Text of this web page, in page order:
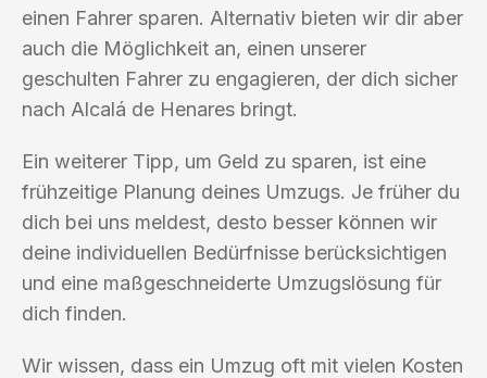
einen Fahrer sparen. Alternativ bieten wir dir aber
auch die Möglichkeit an, einen unserer
geschulten Fahrer zu engagieren, der dich sicher
nach Alcalá de Henares bringt.
Ein weiterer Tipp, um Geld zu sparen, ist eine
frühzeitige Planung deines Umzugs. Je früher du
dich bei uns meldest, desto besser können wir
deine individuellen Bedürfnisse berücksichtigen
und eine maßgeschneiderte Umzugslösung für
dich finden.
Wir wissen, dass ein Umzug oft mit vielen Kosten